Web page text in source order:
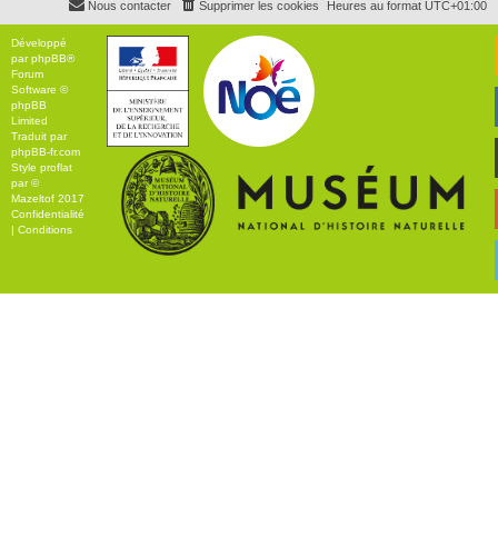
e
Heures au format UTC+01:00
Supprimer les cookies
Nous contacter
Développé
parphpBB®
Forum
Software ©
phpBB
Limited
Traduit par
phpBB-fr.com
Style proflat
par ©
Mazeltof 2017
Confidentialité
| Conditions